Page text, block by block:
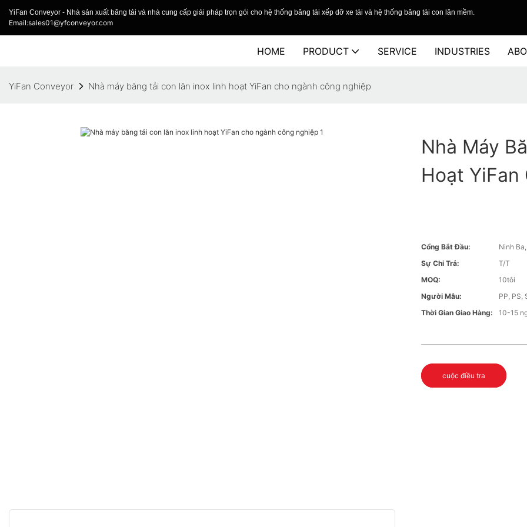
YiFan Conveyor - Nhà sản xuất băng tải và nhà cung cấp giải pháp trọn gói cho hệ thống băng tải xếp dỡ xe tải và hệ thống băng tải con lăn mềm.
Email:sales01@yfconveyor.com
HOME PRODUCT SERVICE INDUSTRIES
YiFan Conveyor Nhà máy băng tải con lăn inox linh hoạt YiFan cho ngành công nghiệp
Nhà Máy
Hoạt
Cổng Bắt Đầu:
Ninh
Sự Chi Trả:
T/T
MOQ:
10tôi
Người Mẫu:
PP, PS,
Thời Gian Giao Hàng:
10-15
cuộc điều tra